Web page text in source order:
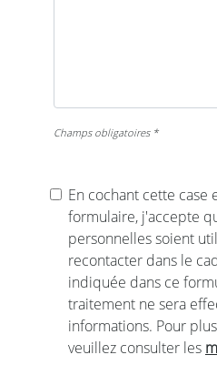
Champs obligatoires *
En cochant cette case
formulaire, j'accepte
personnelles soient
recontacter dans le
indiquée dans ce
traitement ne sera
informations. Pour
veuillez consulter les